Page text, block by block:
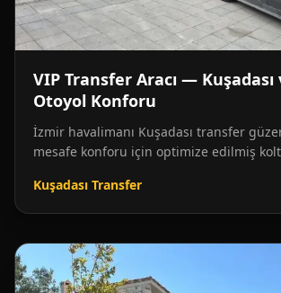
VIP Transfer Aracı — Kuşadası
Otoyol Konforu
İzmir havalimanı Kuşadası transfer
mesafe konforu için optimize edilmiş
Kuşadası Transfer